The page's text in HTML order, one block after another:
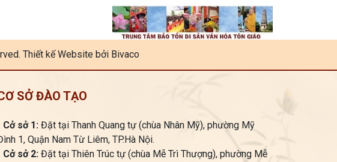
Thiết kế Website bởi Bivaco
SỞ ĐÀO TẠO
Cở sở 1:Đặt tại Thanh Quang tự (chùa Nhân Mỹ), phường Mỹ
1, Quận Nam Từ Liêm, TP.Hà Nội.
Cở sở 2:Đặt tại Thiên Trúc tự (chùa Mễ Trì Thượng), phường Mễ